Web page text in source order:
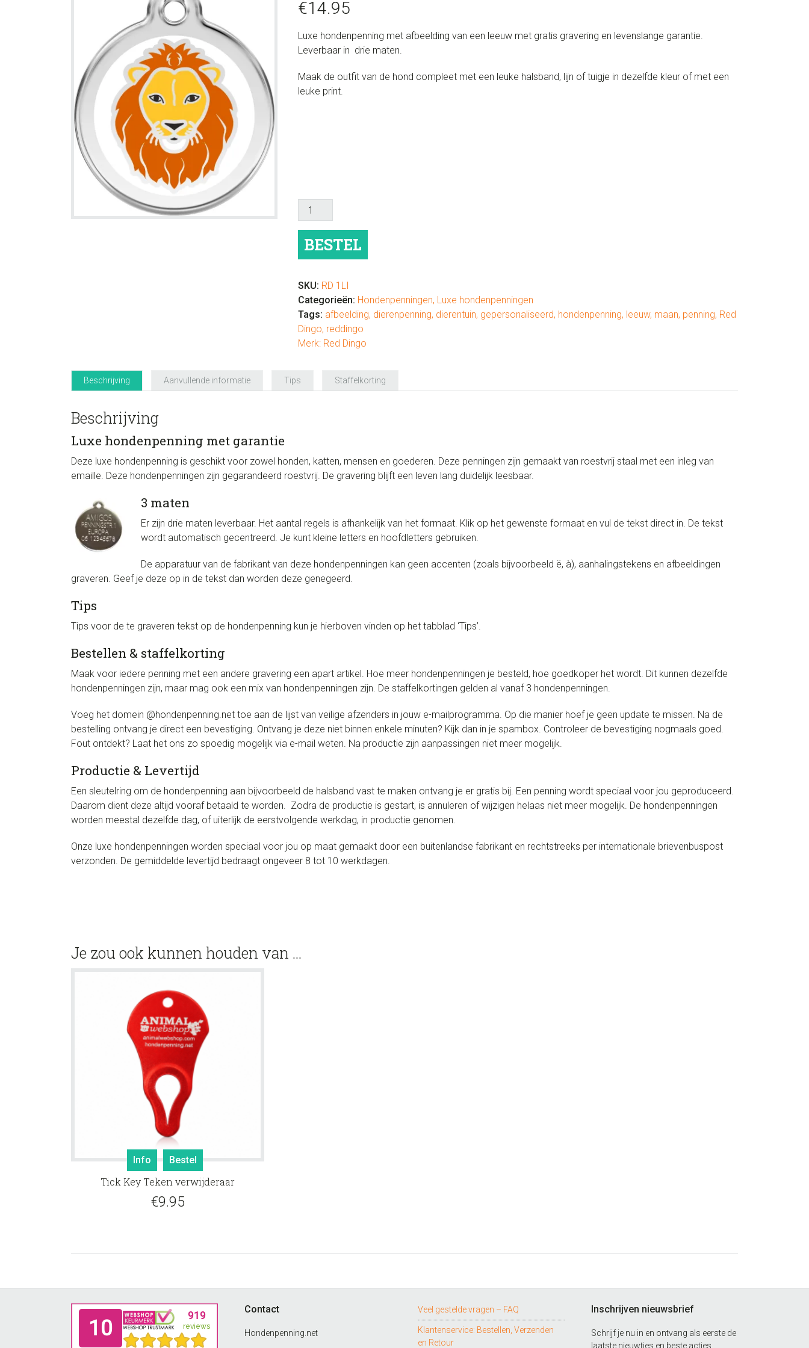
€14.95
Luxe hondenpenning met afbeelding van een leeuw met gratis gravering en levenslange garantie.
Leverbaar in drie maten.
Maak de outfit van de hond compleet met een leuke halsband, lijn of tuigje in dezelfde kleur of met een
leuke print.
Hondenpenning
luxe
aantal
BESTEL
SKU: RD 1LI
Categorieën: Hondenpenningen, Luxe hondenpenningen
Tags: afbeelding, dierenpenning, dierentuin, gepersonaliseerd, hondenpenning, leeuw, maan, penning, Red
Dingo, reddingo
Merk: Red Dingo
Beschrijving Aanvullende informatie Tips Staffelkorting
Beschrijving
Luxe hondenpenning met garantie
Deze luxe hondenpenning is geschikt voor zowel honden, katten, mensen en goederen. Deze penningen zijn gemaakt van roestvrij staal met een inleg van
emaille. Deze hondenpenningen zijn gegarandeerd roestvrij. De gravering blijft een leven lang duidelijk leesbaar.
3 maten
Er zijn drie maten leverbaar. Het aantal regels is afhankelijk van het formaat. Klik op het gewenste formaat en vul de tekst direct in. De tekst
wordt automatisch gecentreerd. Je kunt kleine letters en hoofdletters gebruiken.
De apparatuur van de fabrikant van deze hondenpenningen kan geen accenten (zoals bijvoorbeeld ë, à), aanhalingstekens en afbeeldingen
graveren. Geef je deze op in de tekst dan worden deze genegeerd.
Tips
Tips voor de te graveren tekst op de hondenpenning kun je hierboven vinden op het tabblad ‘Tips’.
Bestellen & staffelkorting
Maak voor iedere penning met een andere gravering een apart artikel. Hoe meer hondenpenningen je besteld, hoe goedkoper het wordt. Dit kunnen dezelfde
hondenpenningen zijn, maar mag ook een mix van hondenpenningen zijn. De staffelkortingen gelden al vanaf 3 hondenpenningen.
Voeg het domein @hondenpenning.net toe aan de lijst van veilige afzenders in jouw e-mailprogramma. Op die manier hoef je geen update te missen. Na de
bestelling ontvang je direct een bevestiging. Ontvang je deze niet binnen enkele minuten? Kijk dan in je spambox. Controleer de bevestiging nogmaals goed.
Fout ontdekt? Laat het ons zo spoedig mogelijk via e-mail weten. Na productie zijn aanpassingen niet meer mogelijk.
Productie & Levertijd
Een sleutelring om de hondenpenning aan bijvoorbeeld de halsband vast te maken ontvang je er gratis bij. Een penning wordt speciaal voor jou geproduceerd.
Daarom dient deze altijd vooraf betaald te worden. Zodra de productie is gestart, is annuleren of wijzigen helaas niet meer mogelijk. De hondenpenningen
worden meestal dezelfde dag, of uiterlijk de eerstvolgende werkdag, in productie genomen.
Onze luxe hondenpenningen worden speciaal voor jou op maat gemaakt door een buitenlandse fabrikant en rechtstreeks per internationale brievenbuspost
verzonden. De gemiddelde levertijd bedraagt ongeveer 8 tot 10 werkdagen.
Je zou ook kunnen houden van …
Info Bestel
Tick Key Teken verwijderaar
€9.95
Contact
Hondenpenning.net
Veel gestelde vragen – FAQ
Klantenservice: Bestellen, Verzenden
en Retour
Inschrijven nieuwsbrief
Schrijf je nu in en ontvang als eerste de
laatste nieuwtjes en beste acties.